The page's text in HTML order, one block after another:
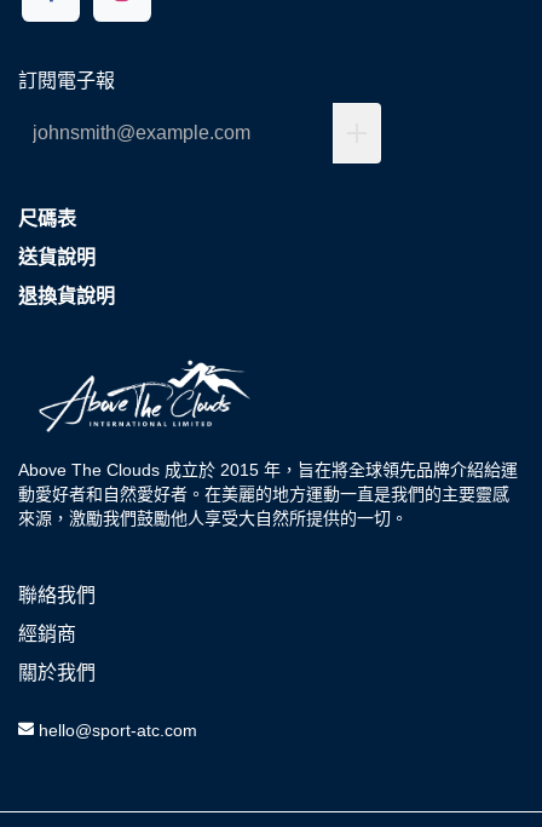
訂閱電子報
尺碼表
送貨說明
退換貨說明
Above The Clouds 成立於 2015 年，旨在將全球領先品牌介紹給運
動愛好者和自然愛好者。在美麗的地方運動一直是我們的主要靈感
來源，激勵我們鼓勵他人享受大自然所提供的一切。
聯絡我們
經銷商
關於我們
hello@sport-atc.com